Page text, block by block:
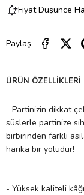
Fiyat Düşünce
Paylaş
ÜRÜN ÖZELLIKLERI
- Partinizin dikkat
süslerle partinize
birbirinden farklı
harika bir yoludur!
- Yüksek kaliteli